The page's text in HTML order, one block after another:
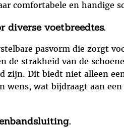
comfortabele en handige
diverse voetbreedtes.
pasvorm die zorgt
strakheid van de
Dit biedt niet alleen
wens, wat bijdraagt aan